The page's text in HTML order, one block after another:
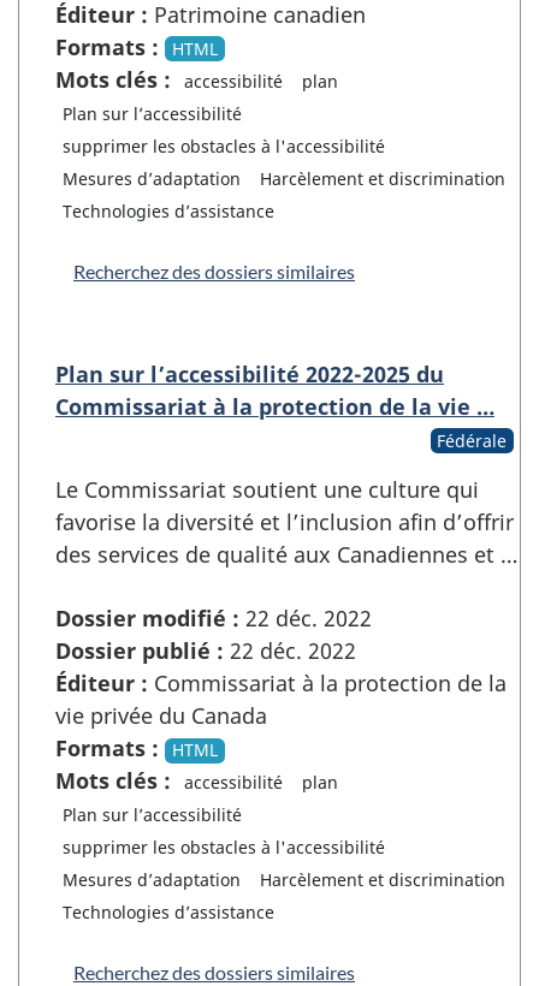
Éditeur : Patrimoine canadien
Formats :
HTML
Mots clés : accessibilité
plan
Plan sur l’accessibilité
supprimer les obstacles à l'accessibilité
Mesures d’adaptation
Harcèlement et discrimination
Technologies d’assistance
Recherchez des dossiers similaires
Plan sur l’accessibilité 2022-2025 du
Commissariat à la protection de la vie …
Fédérale
Le Commissariat soutient une culture qui
favorise la diversité et l’inclusion afin d’offrir
des services de qualité aux Canadiennes et …
Dossier modifié : 22 déc. 2022
Dossier publié : 22 déc. 2022
Éditeur : Commissariat à la protection de la
vie privée du Canada
Formats :
HTML
Mots clés : accessibilité
plan
Plan sur l’accessibilité
supprimer les obstacles à l'accessibilité
Mesures d’adaptation
Harcèlement et discrimination
Technologies d’assistance
Recherchez des dossiers similaires